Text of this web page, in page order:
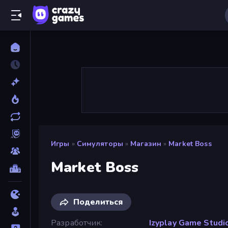
Игры » Симуляторы » Магазин » Market Boss
Market Boss
Поделиться
Разработчик
Izyplay Game